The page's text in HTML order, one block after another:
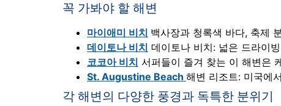
꼭 가봐야 할 해변
마이애미 비치 백사장과 청록색 바다, 축제
데이토나 비치 데이토나 비치: 넓은 드라이
코코아 비치 서퍼들이 즐겨 찾는 이 해변은
St. Augustine Beach 해변 리조트: 미국에
각 해변의 다양한 풍경과 독특한 분위기